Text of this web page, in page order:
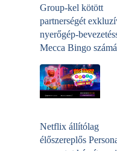
Group-kel kötött
partnerségét
nyerőgép-
Mecca Bingo
Netflix állítólag
élőszereplős